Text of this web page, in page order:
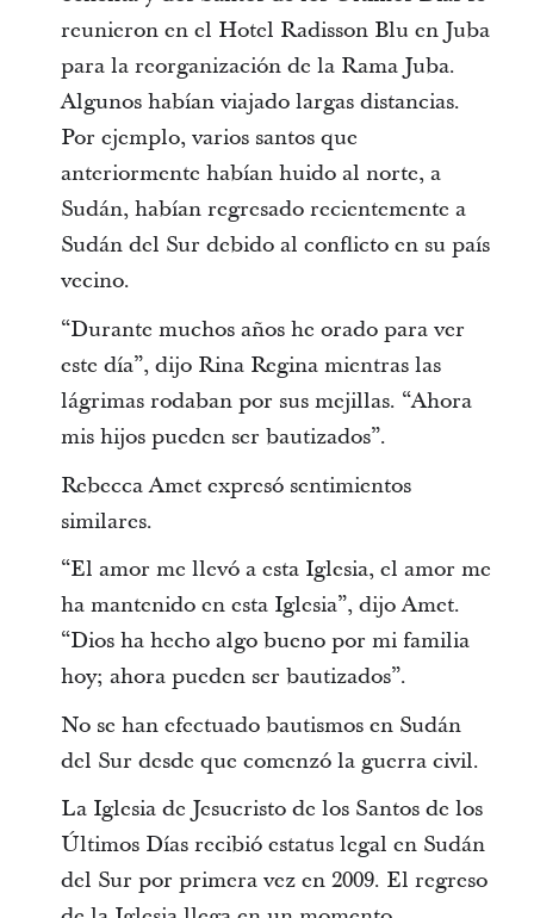
reunieron en el Hotel Radisson Blu en Juba
para la reorganización de la Rama Juba.
Algunos habían viajado largas distancias.
Por ejemplo, varios santos que
anteriormente habían huido al norte, a
Sudán, habían regresado recientemente a
Sudán del Sur debido al conflicto en su país
vecino.
“Durante muchos años he orado para ver
este día”, dijo Rina Regina mientras las
lágrimas rodaban por sus mejillas. “Ahora
mis hijos pueden ser bautizados”.
Rebecca Amet expresó sentimientos
similares.
“El amor me llevó a esta Iglesia, el amor me
ha mantenido en esta Iglesia”, dijo Amet.
“Dios ha hecho algo bueno por mi familia
hoy; ahora pueden ser bautizados”.
No se han efectuado bautismos en Sudán
del Sur desde que comenzó la guerra civil.
La Iglesia de Jesucristo de los Santos de los
Últimos Días recibió estatus legal en Sudán
del Sur por primera vez en 2009. El regreso